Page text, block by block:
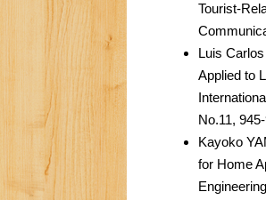
Tourist-
Luis
Applied to
No.11,
Kayoko
for Home